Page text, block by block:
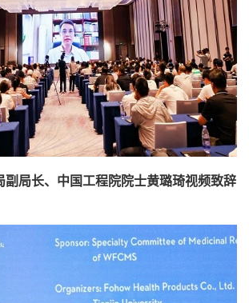
副局长、中国工程院院士黄璐琦视频致辞